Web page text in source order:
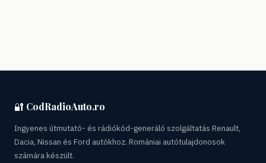
🔐 CodRadioAuto.ro
Ingyenes útmutató- és rádiókód-generáló szolgáltatás Renault,
Dacia, Nissan és Ford autókhoz. Romániai autótulajdonosok
számára készült.